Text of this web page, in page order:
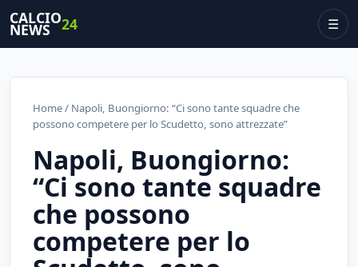
CALCIO
NEWS 24 ☰
Home/ Napoli, Buongiorno: “Ci sono tante squadre che
possono competere per lo Scudetto, sono attrezzate”
Napoli, Buongiorno:
“Ci sono tante squadre
che possono
competere per lo